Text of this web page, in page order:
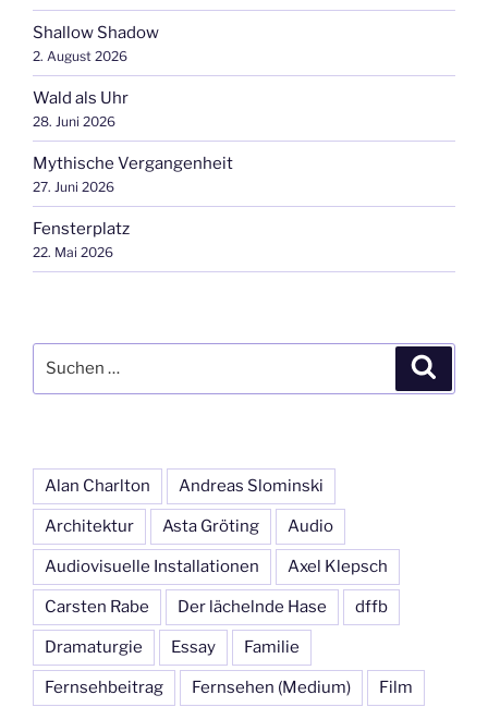
Shallow Shadow
2. August 2026
Wald als Uhr
28. Juni 2026
Mythische Vergangenheit
27. Juni 2026
Fensterplatz
22. Mai 2026
nach:
Alan Charlton Andreas Slominski
Architektur Asta Gröting Audio
Audiovisuelle Installationen Axel Klepsch
Carsten Rabe Der lächelnde Hase dffb
Dramaturgie Essay Familie
Fernsehbeitrag Fernsehen (Medium) Film